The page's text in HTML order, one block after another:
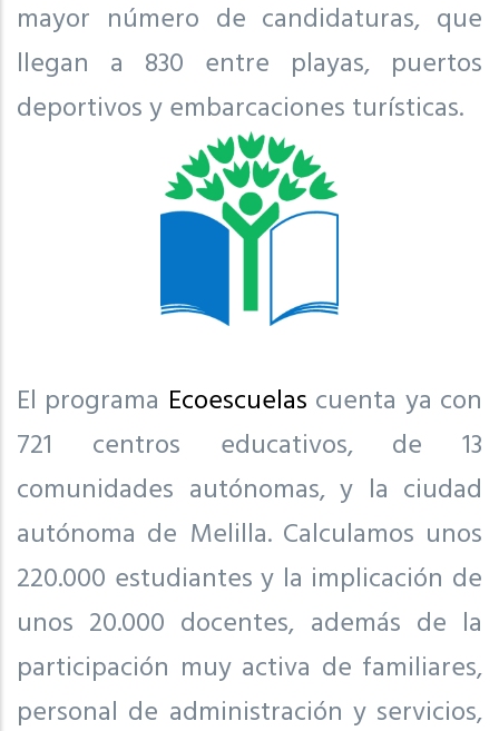
mayor número de candidaturas, que
llegan a 830 entre playas, puertos
deportivos y embarcaciones turísticas.
El programa Ecoescuelas cuenta ya con
721 centros educativos, de 13
comunidades autónomas, y la ciudad
autónoma de Melilla. Calculamos unos
220.000 estudiantes y la implicación de
unos 20.000 docentes, además de la
participación muy activa de familiares,
personal de administración y servicios,